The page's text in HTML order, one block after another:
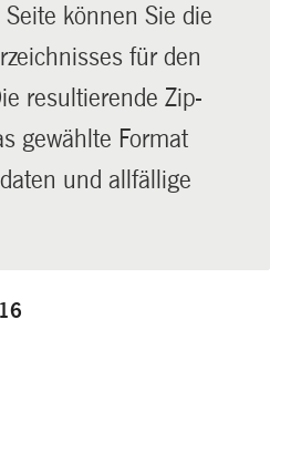
können Sie die
für den
resultierende Zip-
gewählte Format
und allfällige